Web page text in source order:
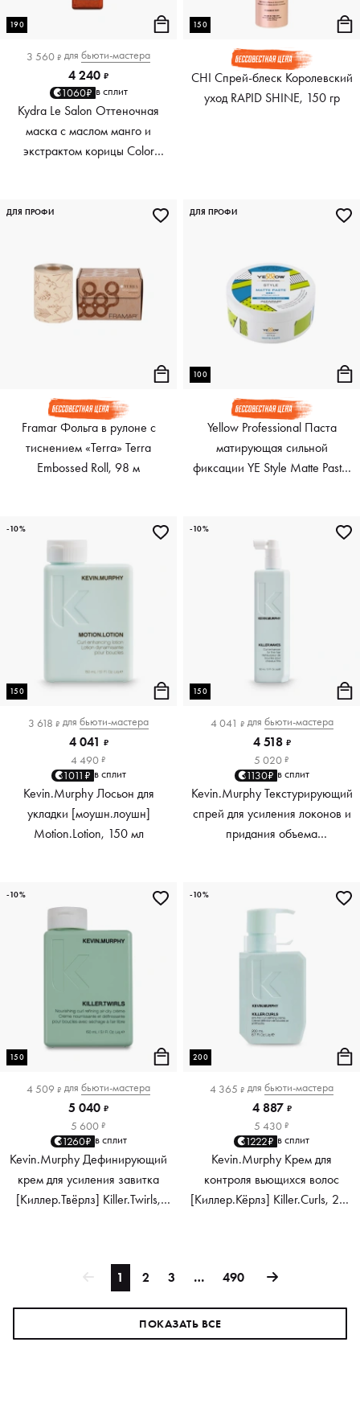
190
3 560 ₽ для бьюти-мастера
4 240 ₽
1060₽ в сплит
Kydra Le Salon Оттеночная
маска с маслом манго и
экстрактом корицы Color
150
CHI Спрей-блеск Королевский
уход RAPID SHINE, 150 гр
Framar Фольга в рулоне с
тиснением «Terra» Terra
Embossed Roll, 98 м
ДЛЯ ПРОФИ
100
Yellow Professional Паста
матирующая сильной
фиксации YE Style Matte Paste,
ДЛЯ ПРОФИ
150
3 618 ₽ для бьюти-мастера
4 041 ₽
4 490 ₽
1011₽ в сплит
Kevin.Murphy Лосьон для
укладки [моушн.лоушн]
Motion.Lotion, 150 мл
-10%
150
4 041 ₽ для бьюти-мастера
4 518 ₽
5 020 ₽
1130₽ в сплит
Kevin.Murphy Текстурирующий
спрей для усиления локонов и
придания объема
-10%
150
4 509 ₽ для бьюти-мастера
5 040 ₽
5 600 ₽
1260₽ в сплит
Kevin.Murphy Дефинирующий
крем для усиления завитка
[Киллер.Твёрлз] Killer.Twirls,
-10%
200
4 365 ₽ для бьюти-мастера
4 887 ₽
5 430 ₽
1222₽ в сплит
Kevin.Murphy Крем для
контроля вьющихся волос
[Киллер.Кёрлз] Killer.Curls, 200
-10%
1 2 3 … 490
ПОКАЗАТЬ ВСЕ